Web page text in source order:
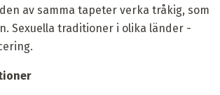
av samma tapeter verka tråkig, som
Sexuella traditioner i olika länder -